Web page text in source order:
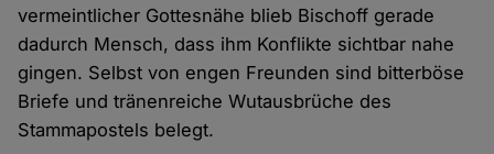
vermeintlicher Gottesnähe blieb Bischoff gerade
dadurch Mensch, dass ihm Konflikte sichtbar nahe
gingen. Selbst von engen Freunden sind bitterböse
Briefe und tränenreiche Wutausbrüche des
Stammapostels belegt.